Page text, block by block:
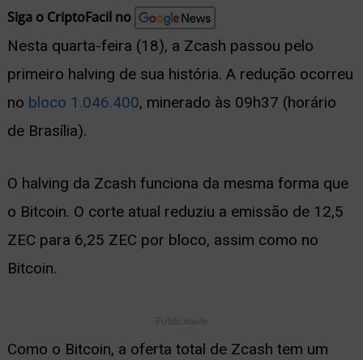
Siga o CriptoFacil no
Nesta quarta-feira (18), a Zcash passou pelo
primeiro halving de sua história. A redução ocorreu
no bloco 1.046.400, minerado às 09h37 (horário
de Brasília).
O halving da Zcash funciona da mesma forma que
o Bitcoin. O corte atual reduziu a emissão de 12,5
ZEC para 6,25 ZEC por bloco, assim como no
Bitcoin.
Publicidade
Como o Bitcoin, a oferta total de Zcash tem um